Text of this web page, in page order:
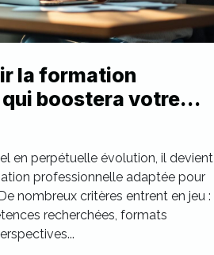
la formation
boostera votre
en perpétuelle évolution, il devient
professionnelle adaptée pour
nombreux critères entrent en jeu :
recherchées, formats